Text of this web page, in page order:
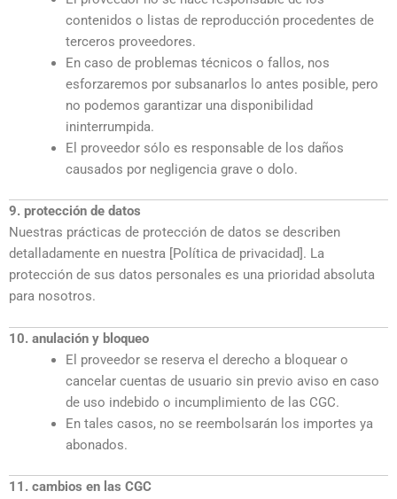
contenidos o listas de reproducción procedentes de
terceros proveedores.
En caso de problemas técnicos o fallos, nos
esforzaremos por subsanarlos lo antes posible, pero
no podemos garantizar una disponibilidad
ininterrumpida.
El proveedor sólo es responsable de los daños
causados por negligencia grave o dolo.
9. protección de datos
Nuestras prácticas de protección de datos se describen
detalladamente en nuestra [Política de privacidad]. La
protección de sus datos personales es una prioridad absoluta
para nosotros.
10. anulación y bloqueo
El proveedor se reserva el derecho a bloquear o
cancelar cuentas de usuario sin previo aviso en caso
de uso indebido o incumplimiento de las CGC.
En tales casos, no se reembolsarán los importes ya
abonados.
11. cambios en las CGC